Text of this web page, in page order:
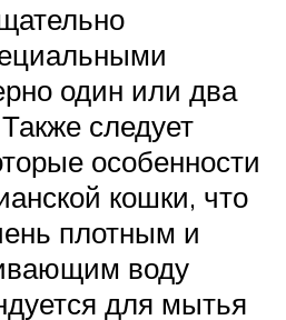
один или два
следует
особенности
кошки, что
плотным и
воду
для мытья